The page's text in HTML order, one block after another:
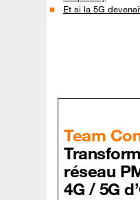
Et si la 5G
Team
réseau
4G / 5G